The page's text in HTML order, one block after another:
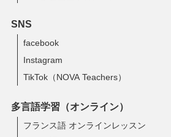
SNS
facebook
Instagram
TikTok（NOVA Teachers）
多言語学習（オンライン）
フランス語 オンラインレッスン